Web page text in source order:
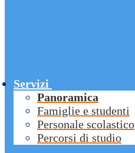
Servizi
Panoramica
Famiglie e studenti
Personale scolastico
Percorsi di studio